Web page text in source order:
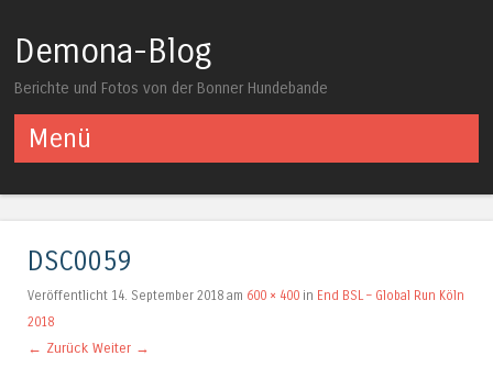
Demona-Blog
Berichte und Fotos von der Bonner Hundebande
Menü
DSC0059
Veröffentlicht 14. September 2018 am 600 × 400 in End BSL – Global Run Köln
2018
← Zurück Weiter →